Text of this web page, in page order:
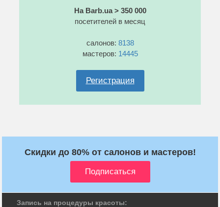
На Barb.ua > 350 000
посетителей в месяц
салонов: 8138
мастеров: 14445
Регистрация
Скидки до 80% от салонов и мастеров!
Запись на процедуры красоты: